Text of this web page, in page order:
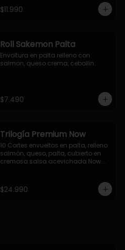
$11.990
Roll Sakemon Palta
Envoltura en palta relleno con
salmon, queso crema, cebollin.
$7.490
Trilogía Premium Now
10 Cortes envueltos en palta, relleno
salmón, queso, palta, cubierto en
cremosa salsa acevichada Now.
palta, cubierto con topping de
chimichurri de la casa flambeado.
$24.990